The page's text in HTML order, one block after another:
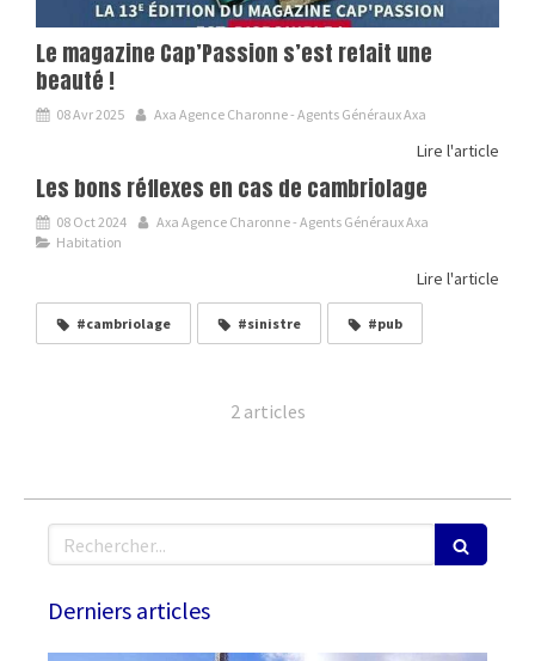
Le magazine Cap’Passion s’est refait une
beauté !
08 Avr 2025 Axa Agence Charonne - Agents Généraux Axa
Lire l'article
Les bons réflexes en cas de cambriolage
08 Oct 2024
Axa Agence Charonne - Agents Généraux Axa
Habitation
Lire l'article
#cambriolage #sinistre #pub
2 articles
Rechercher
Derniers articles